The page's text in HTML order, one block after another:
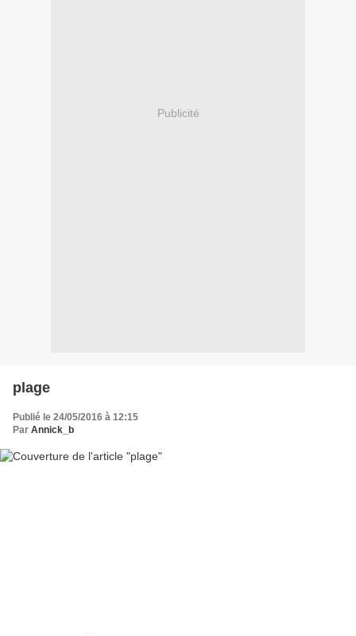
Publicité
plage
Publié le 24/05/2016 à 12:15
Par Annick_b